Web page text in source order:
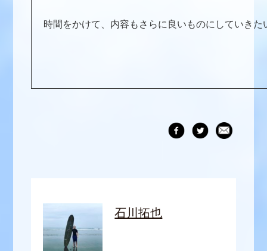
時間をかけて、内容もさらに良いものにしていきた
石川拓也